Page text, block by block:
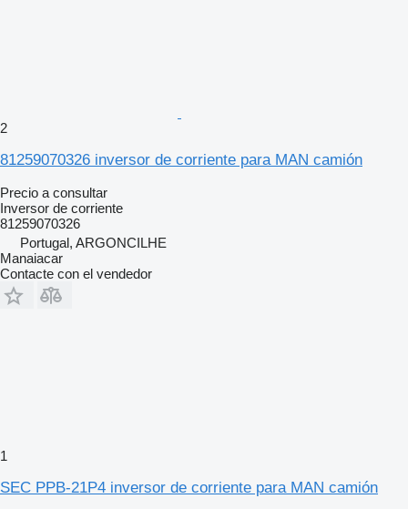
2
81259070326 inversor de corriente para MAN camión
Precio a consultar
Inversor de corriente
81259070326
Portugal, ARGONCILHE
Manaiacar
Contacte con el vendedor
1
SEC PPB-21P4 inversor de corriente para MAN camión